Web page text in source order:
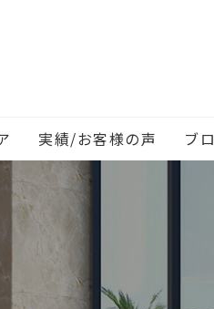
実績/お客様の声 ブ